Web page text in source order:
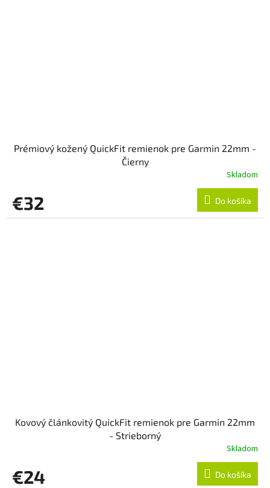
Prémiový kožený QuickFit remienok pre Garmin 22mm -
Čierny
Skladom
€32 Do košíka
Kovový článkovitý QuickFit remienok pre Garmin 22mm
- Strieborný
Skladom
€24 Do košíka